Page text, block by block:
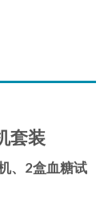
套装
、2盒血糖试